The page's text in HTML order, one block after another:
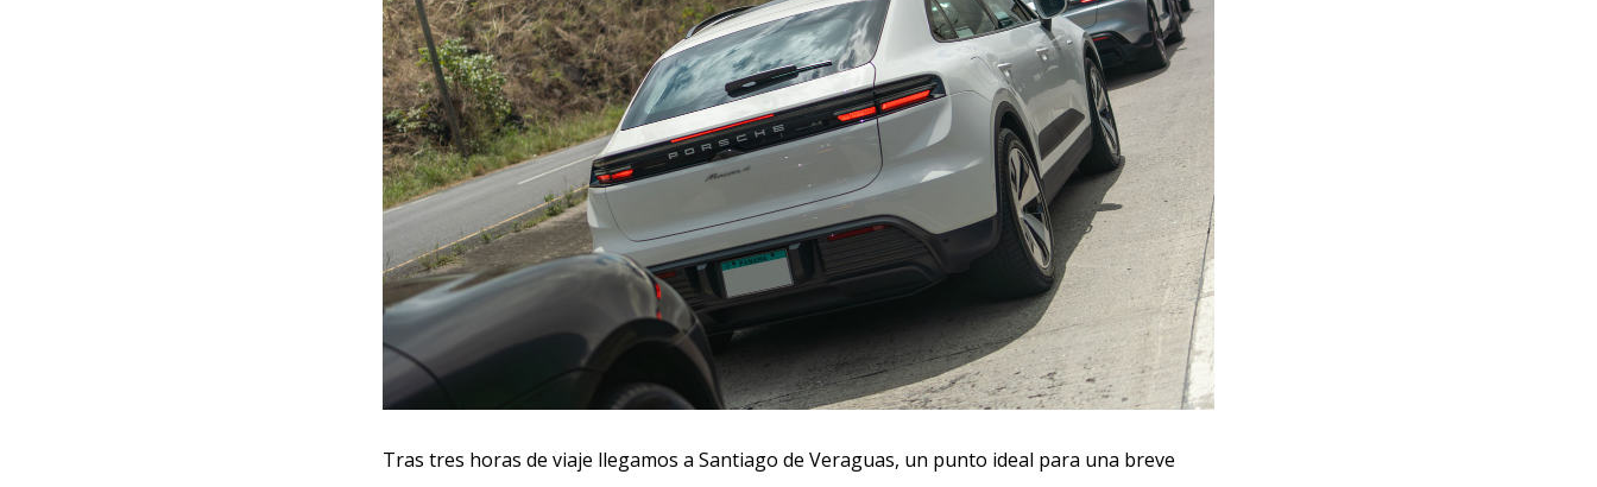
Tras tres horas de viaje llegamos a Santiago de Veraguas, un punto ideal para una breve